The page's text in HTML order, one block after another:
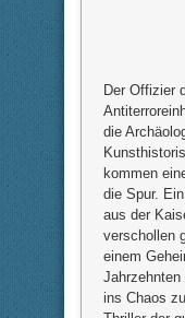
Der Offizier
die
kommen
die Spur.
aus der
verschollen
einem
ins Chaos